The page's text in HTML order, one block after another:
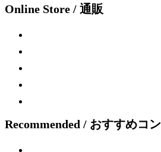
Online Store / 通販
Recommended / おすすめコ